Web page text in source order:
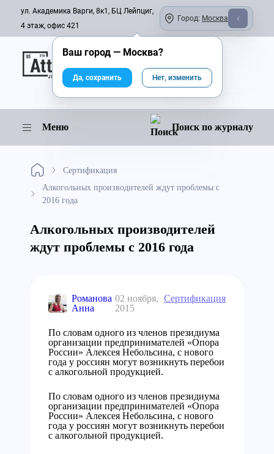
ул. Академика Варги, 8к1, БЦ Лейпциг,
4 этаж, офис 421
Город: Москва
Онлайн-журнал
Меню Поиск по журналу
Сертификация
Алкогольных производителей ждут проблемы с
2016 года
Алкогольных производителей
ждут проблемы с 2016 года
Романова
Анна
02 ноября,
2015
Сертификация
По словам одного из членов президиума
организации предпринимателей «Опора
России» Алексея Небольсина, с нового
года у россиян могут возникнуть перебои
с алкогольной продукцией.
По словам одного из членов президиума
организации предпринимателей «Опора
России» Алексея Небольсина, с нового
года у россиян могут возникнуть перебои
с алкогольной продукцией.
Ваш город — Москва?
Да, сохранить Нет, изменить